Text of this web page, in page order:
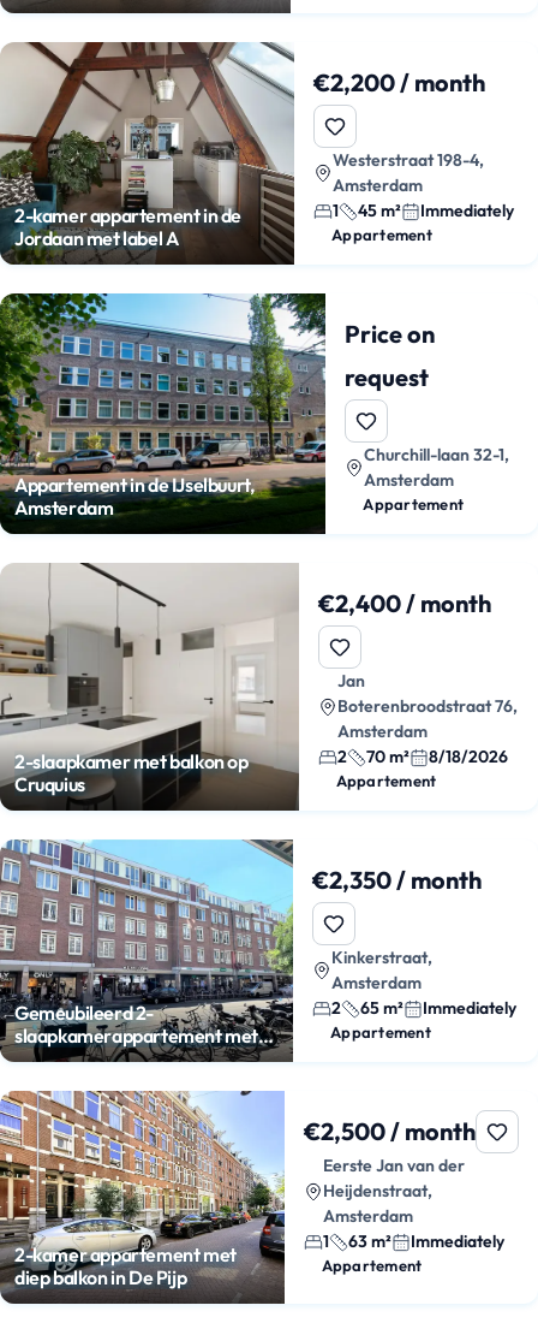
2-kamer appartement in de
Jordaan met label A
€2,200 / month
Westerstraat 198-4,
Amsterdam
1
45 m² Immediately
Appartement
Appartement in de IJselbuurt,
Amsterdam
Price on
request
Churchill-laan 32-1,
Amsterdam
Appartement
2-slaapkamer met balkon op
Cruquius
€2,400 / month
Jan
Boterenbroodstraat 76,
Amsterdam
2
70 m² 8/18/2026
Appartement
Gemeubileerd 2-
slaapkamerappartement met
balkon
€2,350 / month
Kinkerstraat,
Amsterdam
2
65 m² Immediately
Appartement
2-kamer appartement met
diep balkon in De Pijp
€2,500 / month
Eerste Jan van der
Heijdenstraat,
Amsterdam
1
63 m² Immediately
Appartement